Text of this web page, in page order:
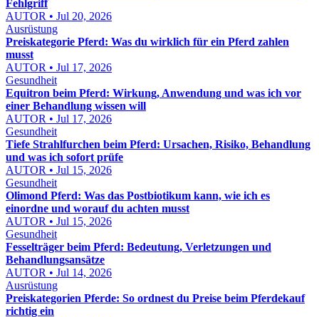
Fehlgriff
AUTOR • Jul 20, 2026
Ausrüstung
Preiskategorie Pferd: Was du wirklich für ein Pferd zahlen
musst
AUTOR • Jul 17, 2026
Gesundheit
Equitron beim Pferd: Wirkung, Anwendung und was ich vor
einer Behandlung wissen will
AUTOR • Jul 17, 2026
Gesundheit
Tiefe Strahlfurchen beim Pferd: Ursachen, Risiko, Behandlung
und was ich sofort prüfe
AUTOR • Jul 15, 2026
Gesundheit
Olimond Pferd: Was das Postbiotikum kann, wie ich es
einordne und worauf du achten musst
AUTOR • Jul 15, 2026
Gesundheit
Fesselträger beim Pferd: Bedeutung, Verletzungen und
Behandlungsansätze
AUTOR • Jul 14, 2026
Ausrüstung
Preiskategorien Pferde: So ordnest du Preise beim Pferdekauf
richtig ein